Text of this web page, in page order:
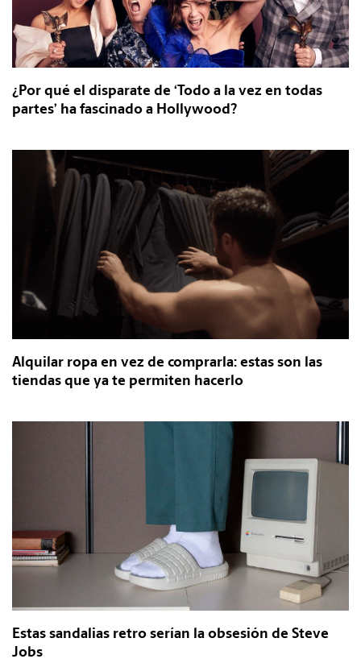
¿Por qué el disparate de ‘Todo a la vez en todas
partes’ ha fascinado a Hollywood?
Alquilar ropa en vez de comprarla: estas son las
tiendas que ya te permiten hacerlo
Estas sandalias retro serían la obsesión de Steve
Jobs